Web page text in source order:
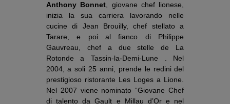
Anthony Bonnet , giovane chef lionese,
inizia la sua carriera lavorando nelle
cucine di Jean Brouilly, chef stellato a
Tarare, e poi al fianco di Philippe
Gauvreau, chef a due stelle de La
Rotonde a Tassin-la-Demi-Lune . Nel
2004, a soli 25 anni, prende le redini del
prestigioso ristorante Les Loges a Lione.
Nel 2007 viene nominato “Giovane Chef
di talento da Gault e Millau d’Or e nel